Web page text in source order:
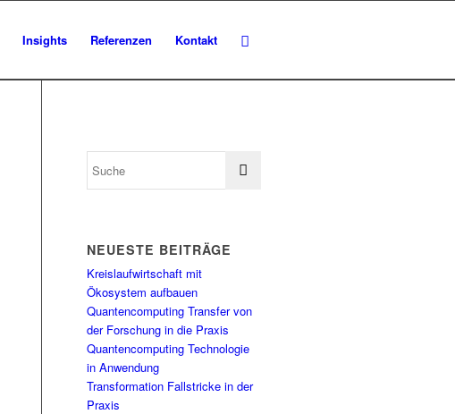
Insights Referenzen Kontakt
NEUESTE BEITRÄGE
Kreislaufwirtschaft mit
Ökosystem aufbauen
Quantencomputing Transfer von
der Forschung in die Praxis
Quantencomputing Technologie
in Anwendung
Transformation Fallstricke in der
Praxis